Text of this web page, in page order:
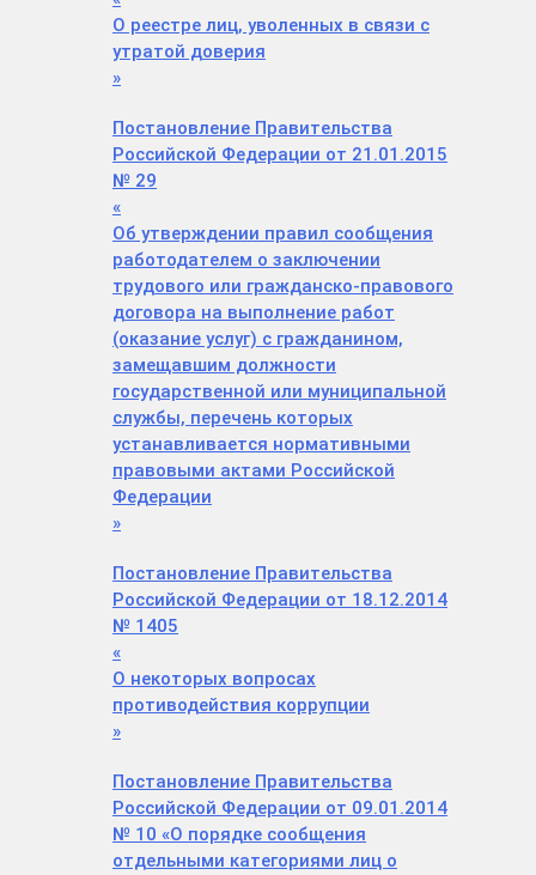
О реестре лиц, уволенных в связи с
утратой доверия
»
Постановление Правительства
Российской Федерации от 21.01.2015
№ 29
«
Об утверждении правил сообщения
работодателем о заключении
трудового или гражданско-правового
договора на выполнение работ
(оказание услуг) с гражданином,
замещавшим должности
государственной или муниципальной
службы, перечень которых
устанавливается нормативными
правовыми актами Российской
Федерации
»
Постановление Правительства
Российской Федерации от 18.12.2014
№ 1405
«
О некоторых вопросах
противодействия коррупции
»
Постановление Правительства
Российской Федерации от 09.01.2014
№ 10 «О порядке сообщения
отдельными категориями лиц о